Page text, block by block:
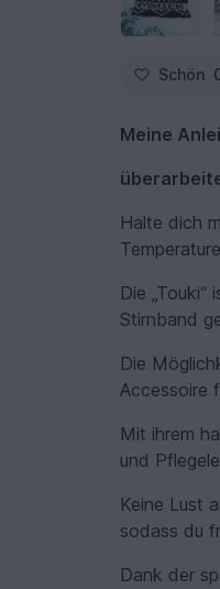
Schön
Meine
Halte dich
Die
Stirnband
Die
Accessoire
Mit ihrem
und
Keine Lust
sodass du
Dank der